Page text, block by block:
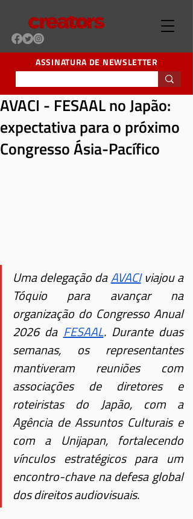
ASSINATURA DE NEWSLETTER
AVACI - FESAAL no Japão:
expectativa para o próximo
Congresso Ásia-Pacífico
Uma delegação daAVACI viajou a
Tóquio para avançar na
organização do Congresso Anual
2026 da FESAAL. Durante duas
semanas, os representantes
mantiveram reuniões com
associações de diretores e
roteiristas do Japão, com a
Agência de Assuntos Culturais e
com a Unijapan, fortalecendo
vínculos estratégicos para um
encontro-chave na defesa global
dos direitos audiovisuais.